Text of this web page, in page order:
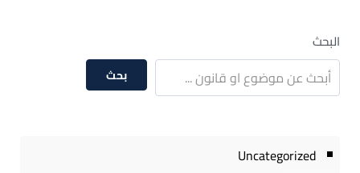
البحث
بحث
Uncategorized